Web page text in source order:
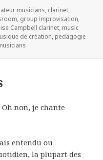
musicians, clarinet,
, group improvisation,
Campbell clarinet, music
de création, pedagogie
Oh non, je chante
entendu ou
la plupart des